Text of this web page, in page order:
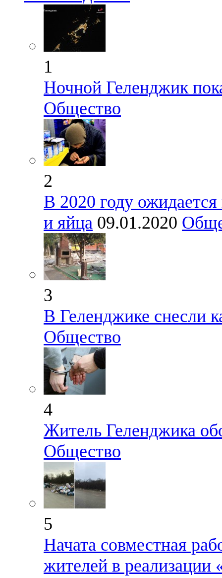
1
Ночной Геленджик
Общество
2
В 2020 году
и яйца 09.01.2020
3
В Геленджике снесли
Общество
4
Житель Геленджика
Общество
5
Начата совместная
жителей в